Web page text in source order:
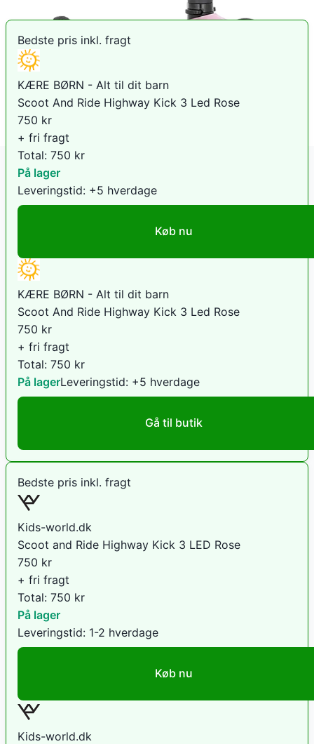
Bedste pris inkl. fragt
KÆRE BØRN - Alt til dit barn
Scoot And Ride Highway Kick 3 Led Rose
750 kr
+ fri fragt
Total: 750 kr
På lager
Leveringstid: +5 hverdage
Køb nu
KÆRE BØRN - Alt til dit barn
Scoot And Ride Highway Kick 3 Led Rose
750 kr
+ fri fragt
Total: 750 kr
På lagerLeveringstid: +5 hverdage
Gå til butik
Bedste pris inkl. fragt
Kids-world.dk
Scoot and Ride Highway Kick 3 LED Rose
750 kr
+ fri fragt
Total: 750 kr
På lager
Leveringstid: 1-2 hverdage
Køb nu
Kids-world.dk